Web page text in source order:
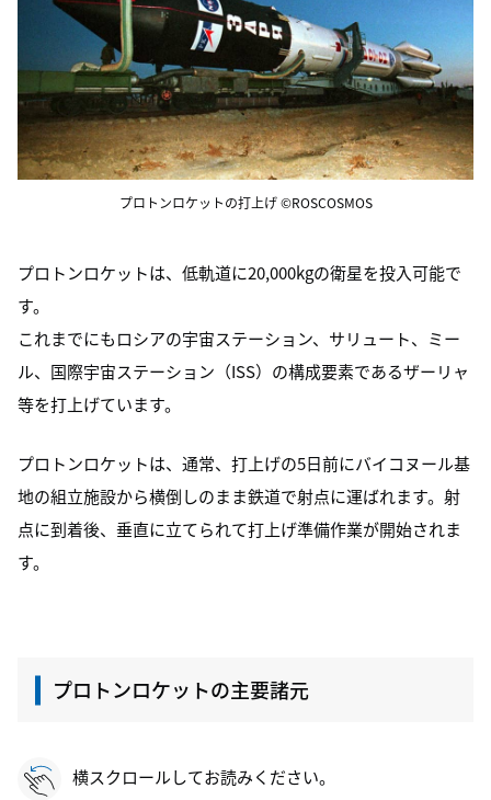
プロトンロケットは、低軌道に20,000kgの衛星を投入可能で
す。
これまでにもロシアの宇宙ステーション、サリュート、ミー
ル、国際宇宙ステーション（ISS）の構成要素であるザーリャ
等を打上げています。
プロトンロケットは、通常、打上げの5日前にバイコヌール基
地の組立施設から横倒しのまま鉄道で射点に運ばれます。射
点に到着後、垂直に立てられて打上げ準備作業が開始されま
す。
プロトンロケットの打上げ ©ROSCOSMOS
プロトンロケットの主要諸元
横スクロールしてお読みください。